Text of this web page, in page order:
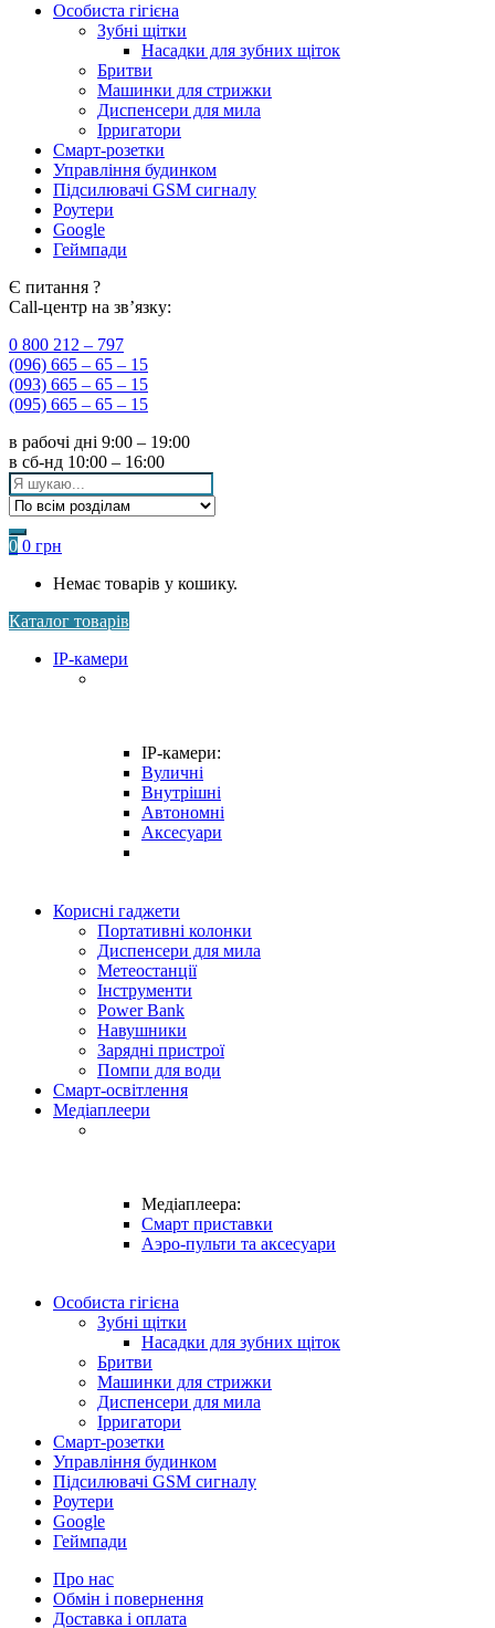
Особиста гігієна
Зубні щітки
Насадки для зубних щіток
Бритви
Машинки для стрижки
Диспенсери для мила
Ірригатори
Смарт-розетки
Управління будинком
Підсилювачі GSM сигналу
Роутери
Google
Геймпади
Є питання ?
Call-центр на зв’язку:
0 800 212 – 797
(096) 665 – 65 – 15
(093) 665 – 65 – 15
(095) 665 – 65 – 15
в рабочі дні 9:00 – 19:00
в сб-нд 10:00 – 16:00
Search
for:
0 0 грн
Немає товарів у кошику.
Каталог товарів
IP-камери
IP-камери:
Вуличні
Внутрішні
Автономні
Аксесуари
Корисні гаджети
Портативні колонки
Диспенсери для мила
Метеостанції
Інструменти
Power Bank
Навушники
Зарядні пристрої
Помпи для води
Смарт-освітлення
Медіаплеери
Медіаплеера:
Смарт приставки
Аэро-пульти та аксесуари
Особиста гігієна
Зубні щітки
Насадки для зубних щіток
Бритви
Машинки для стрижки
Диспенсери для мила
Ірригатори
Смарт-розетки
Управління будинком
Підсилювачі GSM сигналу
Роутери
Google
Геймпади
Про нас
Обмін і повернення
Доставка і оплата